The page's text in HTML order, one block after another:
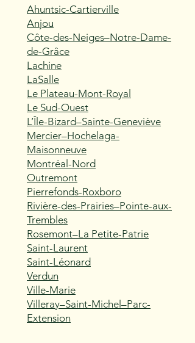
Ahuntsic-Cartierville
Anjou
Côte-des-Neiges–Notre-Dame-
de-Grâce
Lachine
LaSalle
Le Plateau-Mont-Royal
Le Sud-Ouest
L’Île-Bizard–Sainte-Geneviève
Mercier–Hochelaga-
Maisonneuve
Montréal-Nord
Outremont
Pierrefonds-Roxboro
Rivière-des-Prairies–Pointe-aux-
Trembles
Rosemont–La Petite-Patrie
Saint-Laurent
Saint-Léonard
Verdun
Ville-Marie
Villeray–Saint-Michel–Parc-
Extension